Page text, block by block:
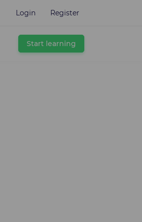
Login Register
Start learning